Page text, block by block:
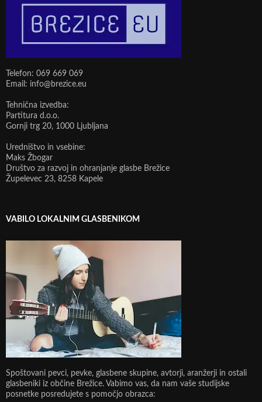
Telefon: 069 669 069
Email: info@brezice.eu
Tehnična izvedba:
Partitura d.o.o.
Gornji trg 20, 1000 Ljubljana
Uredništvo in vsebine:
Maks Žbogar
Društvo za razvoj in ohranjanje glasbe Brežice
Župelevec 23, 8258 Kapele
VABILO LOKALNIM GLASBENIKOM
Spoštovani pevci, pevke, glasbene skupine, avtorji, aranžerji in ostali
glasbeniki iz občine Brežice. Vabimo vas, da nam vaše studijske
posnetke posredujete s pomočjo obrazca: